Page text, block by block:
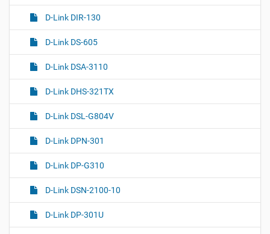
D-Link DIR-130
D-Link DS-605
D-Link DSA-3110
D-Link DHS-321TX
D-Link DSL-G804V
D-Link DPN-301
D-Link DP-G310
D-Link DSN-2100-10
D-Link DP-301U